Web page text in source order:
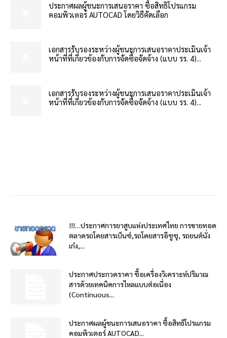
ประกาศผลผู้ชนะการเสนอราคา ซื้อสิทธิโปรแกรม
คอมพิวเตอร์ AUTOCAD โดยวิธีคัดเลือก
เอกสารรับรองระหว่างผู้ชนะการเสนอราคาประเมินเจ้า
หน้าที่ที่เกี่ยวข้องกับการจัดซื้อจัดจ้าง (แบบ รร. 4)...
เอกสารรับรองระหว่างผู้ชนะการเสนอราคาประเมินเจ้า
หน้าที่ที่เกี่ยวข้องกับการจัดซื้อจัดจ้าง (แบบ รร. 4)...
!!!…ประกาศการยาสูบแห่งประเทศไทย การขายทอด
ตลาดรถโดยสารเบ็นซ์,รถโดยสารอีซูซุ, รถยนต์นั่ง
เก๋ง,...
ประกาศประกวดราคา ซื้อเครื่องวิเคราะห์ปริมาณ
สารด้วยเทคนิคการไหลแบบต่อเนื่อง
(Continuous...
ประกาศผลผู้ชนะการเสนอราคา ซื้อสิทธิโปรแกรม
คอมพิวเตอร์ AUTOCAD...